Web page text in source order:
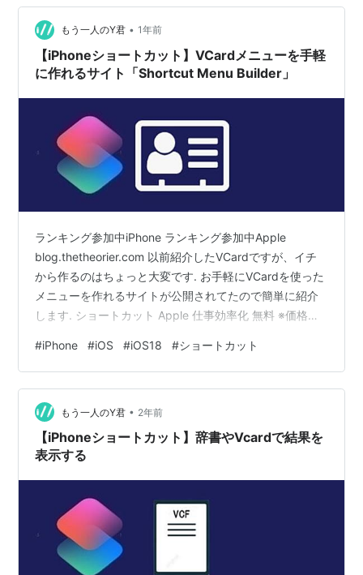
です. 現在の価格はApp Storeから確認ください. レビュ
ー時のiOSバージョン ： iOS26.0 スポンサーリンク 「辞
書」と「リストから選択」 VCA…
もう一人のY君 • 1年前
【iPhoneショートカット】VCardメニューを手軽
に作れるサイト「Shortcut Menu Builder」
ランキング参加中iPhone ランキング参加中Apple
blog.thetheorier.com 以前紹介したVCardですが、イチ
から作るのはちょっと大変です. お手軽にVCardを使った
メニューを作れるサイトが公開されてたので簡単に紹介
します. ショートカット Apple 仕事効率化 無料 ※価格は
ください. スポンサーリンク Shortcut Menu Builder レシ
ピ 〆 Shortcut Menu Builder こちらのサイトへアクセス
します. "Create Your Menu"の欄にある各項目を自由に入
力して…
#iPhone #iOS #iOS18 #ショートカット
もう一人のY君 • 2年前
【iPhoneショートカット】辞書やVcardで結果を
表示する